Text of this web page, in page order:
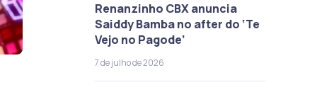
Renanzinho CBX anuncia
Saiddy Bamba no after do ‘Te
Vejo no Pagode’
7 de julho de 2026